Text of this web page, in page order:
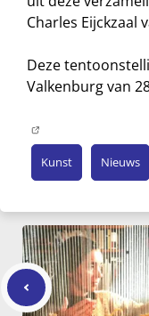
Charles Eijckzaal
Deze
Valkenburg van
Kunst Nieuws